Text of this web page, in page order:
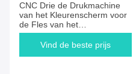
CNC Drie de Drukmachine
van het Kleurenscherm voor
de Fles van het
Lotionhuisdier
Vind de beste prijs